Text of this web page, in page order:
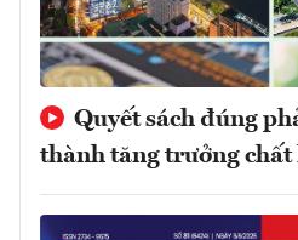
Quyết sách đúng
thành tăng trưởng chất